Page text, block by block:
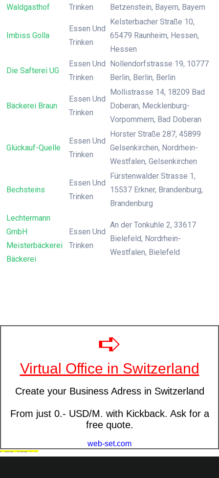
Waldgasthof Trinken Betzenstein, Bayern, Bayern
Imbiss Golla
Essen Und
Trinken
Kelsterbacher Straße 10,
65479 Raunheim, Hessen,
Hessen
Die Safterei UG
Essen Und
Trinken
Nollendorfstrasse 19, 10777
Berlin, Berlin, Berlin
Bäckerei Braun
Essen Und
Trinken
Mollistrasse 14, 18209 Bad
Doberan, Mecklenburg-
Vorpommern, Bad Doberan
Glückauf-Quelle
Essen Und
Trinken
Horster Straße 287, 45899
Gelsenkirchen, Nordrhein-
Westfalen, Gelsenkirchen
Bechsteins
Essen Und
Trinken
Fürstenwalder Strasse 1,
15537 Erkner, Brandenburg,
Brandenburg
Lechtermann
GmbH
Meisterbäckerei
Bäckerei
Essen Und
Trinken
An der Tonkuhle 2, 33617
Bielefeld, Nordrhein-
Westfalen, Bielefeld